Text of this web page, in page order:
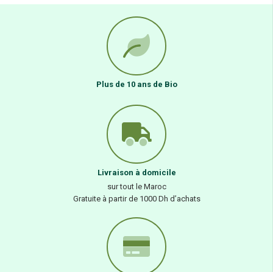
Plus de 10 ans de Bio
Livraison à domicile
sur tout le Maroc
Gratuite à partir de 1000 Dh d’achats